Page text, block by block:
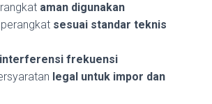
aman digunakan
sesuai standar teknis
interferensi frekuensi
legal untuk impor dan